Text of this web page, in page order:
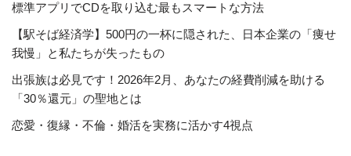
標準アプリでCDを取り込む最もスマートな方法
【駅そば経済学】500円の一杯に隠された、日本企業の「痩せ
我慢」と私たちが失ったもの
出張族は必見です！2026年2月、あなたの経費削減を助ける
「30％還元」の聖地とは
恋愛・復縁・不倫・婚活を実務に活かす4視点